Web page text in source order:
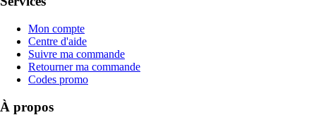
Mon compte
Centre d'aide
Suivre ma commande
Retourner ma commande
Codes promo
À propos